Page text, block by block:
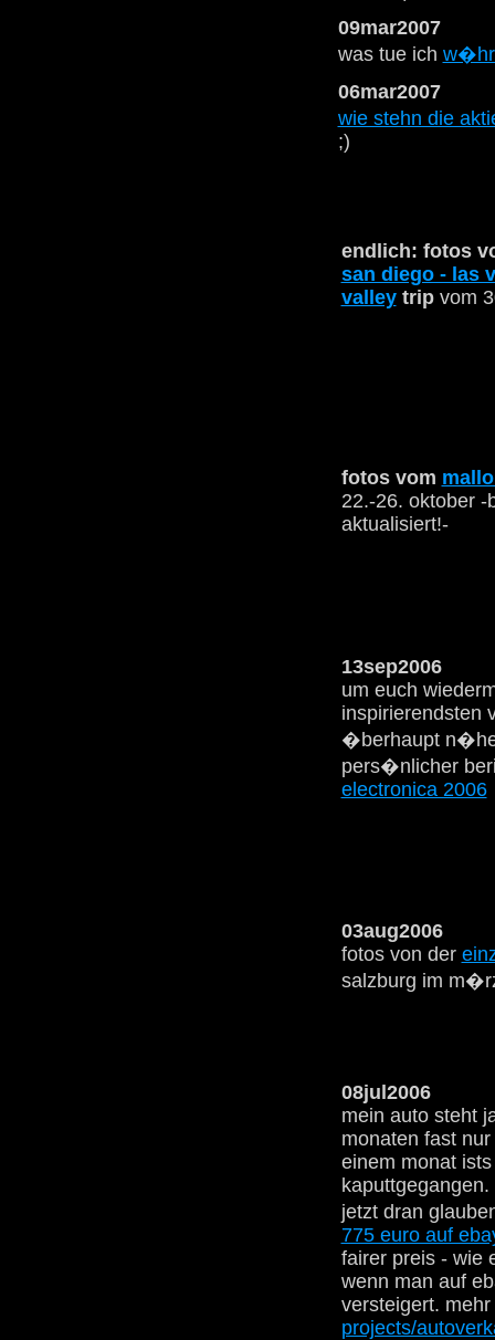
09mar2007
was tue ich
06mar2007
wie stehn die
;)
endlich: fotos
san diego - las
valleytripvom
fotos vom
22.-26. oktober -
aktualisiert!-
13sep2006
um euch
inspirierendsten
�berhaupt
pers�nlicher
electronica 2006
03aug2006
fotos von der
salzburg im
08jul2006
mein auto steht
monaten fast
einem monat
jetzt dran
775 euro auf
fairer preis - wie
wenn man auf
versteigert.
projects/